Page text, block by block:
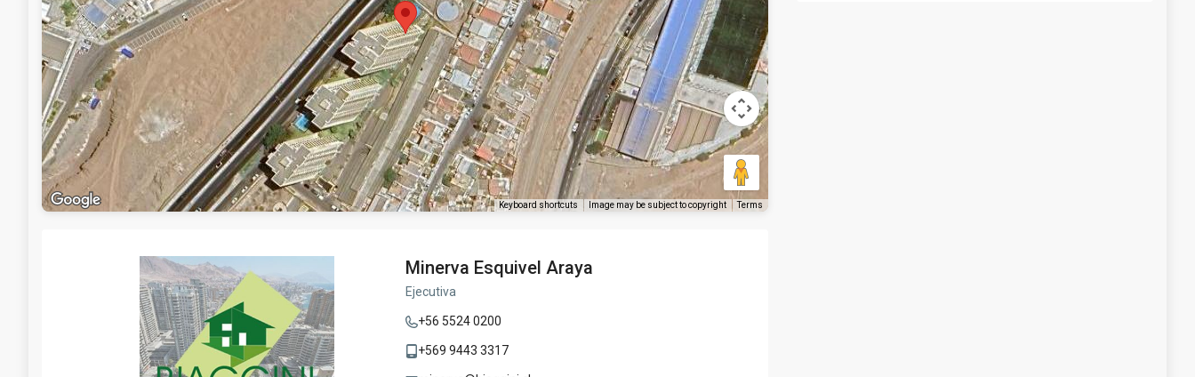
Keyboard shortcuts Image may be subject to copyright Terms
Minerva Esquivel Araya
Ejecutiva
+56 5524 0200
+569 9443 3317